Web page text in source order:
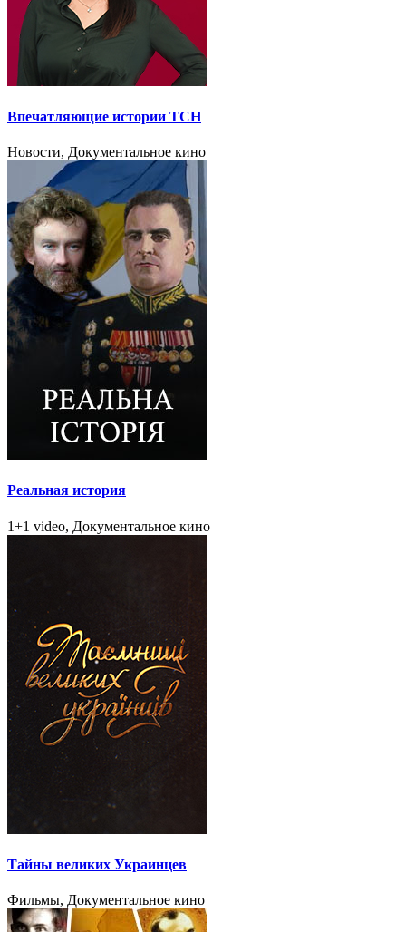
Впечатляющие истории ТСН
Новости, Документальное кино
Реальная история
1+1 video, Документальное кино
Тайны великих Украинцев
Фильмы, Документальное кино